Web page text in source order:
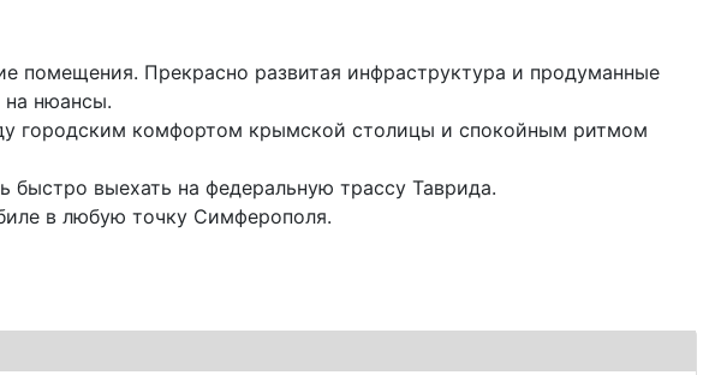
помещения. Прекрасно развитая инфраструктура и продуманные
на нюансы.
городским комфортом крымской столицы и спокойным ритмом
быстро выехать на федеральную трассу Таврида.
в любую точку Симферополя.